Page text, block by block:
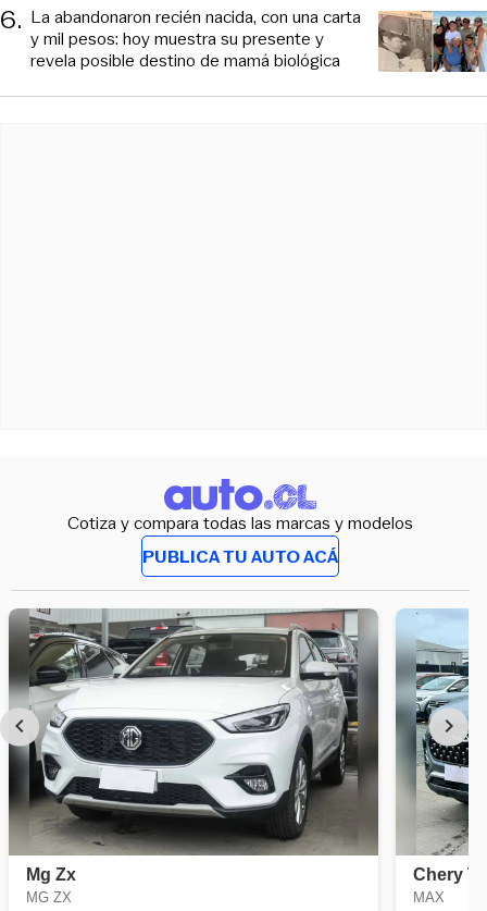
6. La abandonaron recién nacida, con una carta
y mil pesos: hoy muestra su presente y
revela posible destino de mamá biológica
Cotiza y compara todas las marcas y modelos
PUBLICA TU AUTO ACÁ